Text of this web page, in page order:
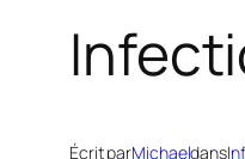
Écrit parMichaeldans